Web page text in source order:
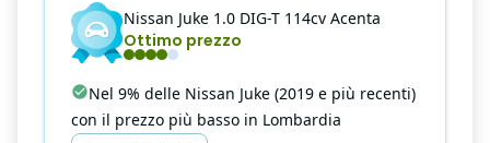
Nissan Juke 1.0 DIG-T 114cv Acenta
Ottimo prezzo
Nel 9% delle Nissan Juke (2019 e più recenti)
con il prezzo più basso in Lombardia